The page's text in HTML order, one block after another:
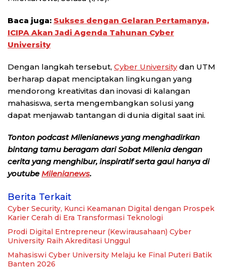
Baca juga: Sukses dengan Gelaran Pertamanya,
ICIPA Akan Jadi Agenda Tahunan Cyber
University
Dengan langkah tersebut, Cyber Universitydan UTM
berharap dapat menciptakan lingkungan yang
mendorong kreativitas dan inovasi di kalangan
mahasiswa, serta mengembangkan solusi yang
dapat menjawab tantangan di dunia digital saat ini.
Tonton podcast Milenianews yang menghadirkan
bintang tamu beragam dari Sobat Milenia dengan
cerita yang menghibur, inspiratif serta gaul hanya di
youtubeMilenianews.
Berita Terkait
Cyber Security, Kunci Keamanan Digital dengan Prospek
Karier Cerah di Era Transformasi Teknologi
Prodi Digital Entrepreneur (Kewirausahaan) Cyber
University Raih Akreditasi Unggul
Mahasiswi Cyber University Melaju ke Final Puteri Batik
Banten 2026